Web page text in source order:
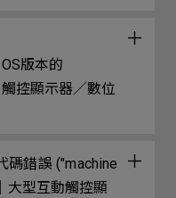
版本的
控顯示器／數位
碼錯誤 ("machine
大型互動觸控顯